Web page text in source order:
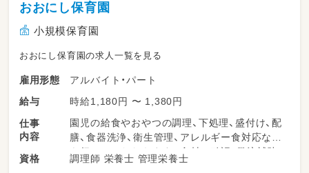
おおにし保育園
小規模保育園
おおにし保育園の求人一覧を見る
雇用形態
アルバイト・パート
給与
時給1,180円 〜 1,380円
仕事
内容
園児の給食やおやつの調理、下処理、盛付け、配
膳、食器洗浄、衛生管理、アレルギー食対応など
を行っていただきます。食材の確認・発注補助
なども一部お任せします。栄養面だけでなく、
資格 調理師 栄養士 管理栄養士